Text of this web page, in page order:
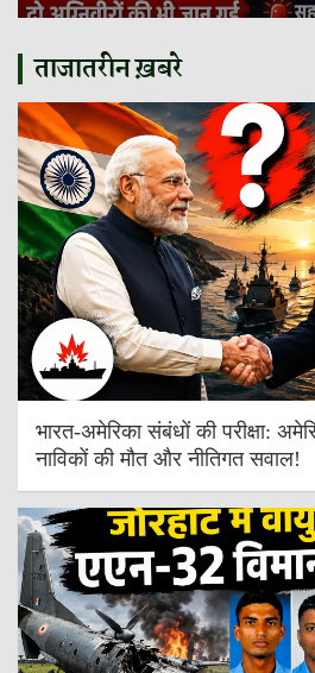
ताजातरीन ख़बरे
भारत-अमेरिका संबंधों की परीक्षा:
नाविकों की मौत और नीतिगत सवाल!